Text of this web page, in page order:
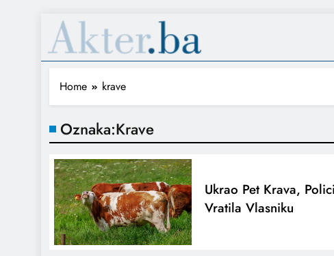
Home krave
Oznaka:Krave
Ukrao Pet Krava,
Vratila Vlasniku